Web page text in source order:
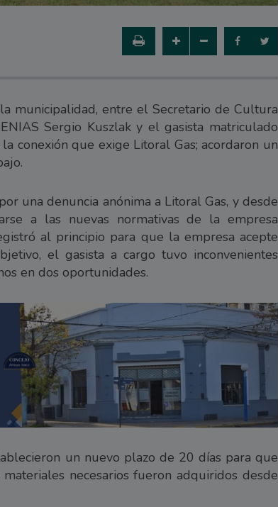
municipalidad, entre el Secretario de Cultura
Sergio Kuszlak y el gasista matriculado
conexión que exige Litoral Gas; acordaron un
una denuncia anónima a Litoral Gas, y desde
a las nuevas normativas de la empresa
al principio para que la empresa acepte
el gasista a cargo tuvo inconvenientes
en dos oportunidades.
un nuevo plazo de 20 días para que
necesarios fueron adquiridos desde